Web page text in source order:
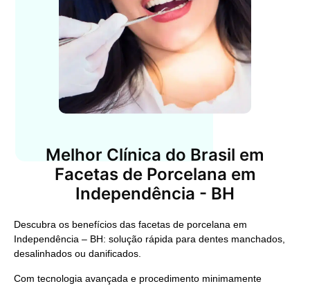
Melhor Clínica do Brasil em
Facetas de Porcelana em
Independência - BH
Descubra os benefícios das facetas de porcelana em
Independência – BH: solução rápida para dentes manchados,
desalinhados ou danificados.
Com tecnologia avançada e procedimento minimamente